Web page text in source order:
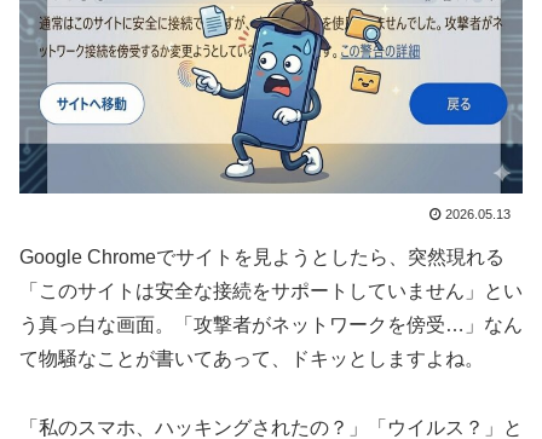
2026.05.13
Google Chromeでサイトを見ようとしたら、突然現れる
「このサイトは安全な接続をサポートしていません」とい
う真っ白な画面。「攻撃者がネットワークを傍受…」なん
て物騒なことが書いてあって、ドキッとしますよね。
「私のスマホ、ハッキングされたの？」「ウイルス？」と